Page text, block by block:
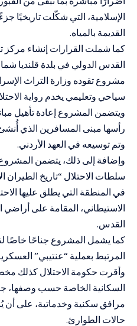
الإسلامية، التي شكّلت تاريخيًا
القديمة بالمياه.
كما شملت القرارات إنشاء
القدس الدولي في بلدة قلنديا
مشروع تقوده وزارة التراث
سياحي وتعليمي يخدم رواية
ويتضمن المشروع إعادة تأهيل
رأسها مبنى المسافرين الذي
وتم توسيعه في العهد الأردني.
وإضافة إلى ذلك، يتضمن
سلطات الاحتلال “تاريخ الطيران
في المنطقة التي يطلق عليها
الاستيطاني، المقامة على
القدس.
كما يشمل المشروع جناحًا خاصًا
المرتبط بعملية “عنتيبي” العسكرية
وأقرت حكومة الاحتلال كذلك
السكانية الخاصة حسب وصفها،
مرافق سكنية وخدماتية، على أن
حالات الطوارئ.